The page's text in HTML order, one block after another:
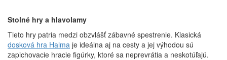
Stolné hry a hlavolamy
Tieto hry patria medzi obzvlášť zábavné spestrenie. Klasická
dosková hra Halma je ideálna aj na cesty a jej výhodou sú
zapichovacie hracie figúrky, ktoré sa neprevrátia a neskotúľajú.